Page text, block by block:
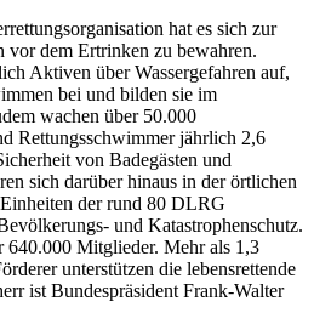
hat es sich zur
vor dem Ertrinken zu bewahren.
Aktiven über Wassergefahren auf,
bei und bilden sie im
wachen über 50.000
Rettungsschwimmer jährlich 2,6
von Badegästen und
sich darüber hinaus in der örtlichen
der rund 80 DLRG
und Katastrophenschutz.
Mitglieder. Mehr als 1,3
unterstützen die lebensrettende
ist Bundespräsident Frank-Walter